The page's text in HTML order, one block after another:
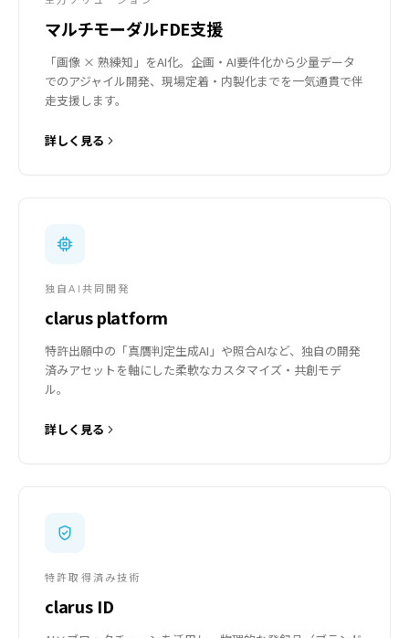
マルチモーダルFDE支援
「画像 × 熟練知」をAI化。企画・AI要件化から少量データ
でのアジャイル開発、現場定着・内製化までを一気通貫で伴
走支援します。
詳しく見る
独自AI共同開発
clarus platform
特許出願中の「真贋判定生成AI」や照合AIなど、独自の開発
済みアセットを軸にした柔軟なカスタマイズ・共創モデ
ル。
詳しく見る
特許取得済み技術
clarus ID